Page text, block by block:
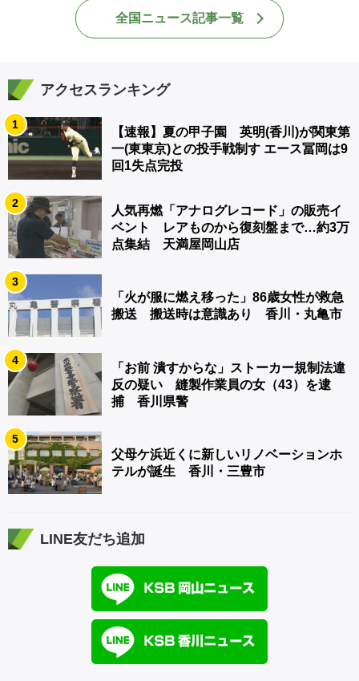
全国ニュース記事一覧
アクセスランキング
1
【速報】夏の甲子園 英明(香川)が関東第
一(東東京)との投手戦制す エース冨岡は9
回1失点完投
2
人気再燃「アナログレコード」の販売イ
ベント レアものから復刻盤まで…約3万
点集結 天満屋岡山店
3
「火が服に燃え移った」86歳女性が救急
搬送 搬送時は意識あり 香川・丸亀市
4
「お前 潰すからな」ストーカー規制法違
反の疑い 縫製作業員の女（43）を逮
捕 香川県警
5
父母ケ浜近くに新しいリノベーションホ
テルが誕生 香川・三豊市
LINE友だち追加